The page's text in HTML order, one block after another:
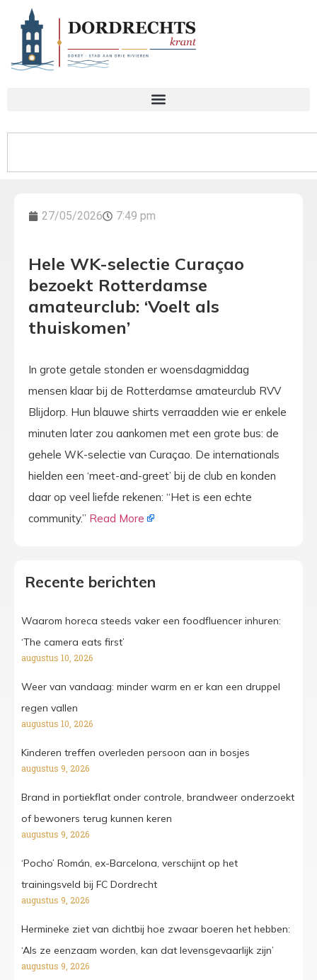
27/05/2026 7:49 pm
Hele WK-selectie Curaçao
bezoekt Rotterdamse
amateurclub: ‘Voelt als
thuiskomen’
In grote getale stonden er woensdagmiddag
mensen klaar bij de Rotterdamse amateurclub RVV
Blijdorp. Hun blauwe shirts verraadden wie er enkele
minuten later zou aankomen met een grote bus: de
gehele WK-selectie van Curaçao. De internationals
hielden een ‘meet-and-greet’ bij de club en konden
daar op veel liefde rekenen: “Het is een echte
community.” Read More
Recente berichten
Waarom horeca steeds vaker een foodfluencer inhuren:
‘The camera eats first’
augustus 10, 2026
Weer van vandaag: minder warm en er kan een druppel
regen vallen
augustus 10, 2026
Kinderen treffen overleden persoon aan in bosjes
augustus 9, 2026
Brand in portiekflat onder controle, brandweer onderzoekt
of bewoners terug kunnen keren
augustus 9, 2026
‘Pocho’ Román, ex-Barcelona, verschijnt op het
trainingsveld bij FC Dordrecht
augustus 9, 2026
Hermineke ziet van dichtbij hoe zwaar boeren het hebben:
‘Als ze eenzaam worden, kan dat levensgevaarlijk zijn’
augustus 9, 2026